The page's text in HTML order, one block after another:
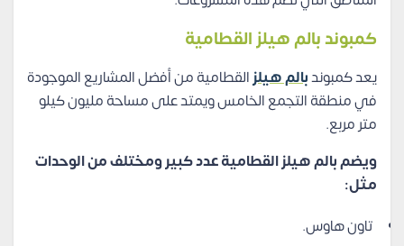
كمبوند بالم هيلز القطامية
يعد كمبوندبالم هيلزالقطامية من أفضل المشاريع الموجودة
في منطقة التجمع الخامس ويمتد على مساحة مليون كيلو
متر مربع.
ويضم بالم هيلز القطامية عدد كبير ومختلف من الوحدات
مثل:
تاون هاوس.